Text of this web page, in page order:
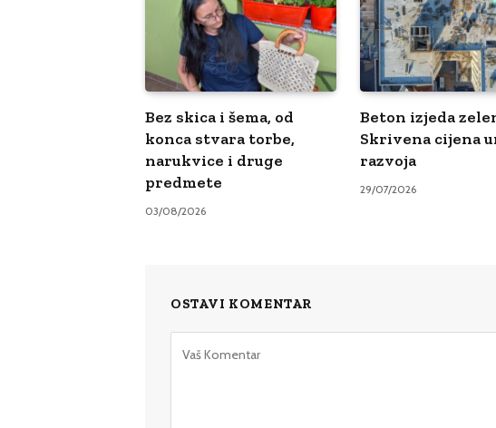
Bez skica i šema, od
konca stvara torbe,
narukvice i druge
predmete
03/08/2026
Beton izjeda
Skrivena cijena
razvoja
29/07/2026
OSTAVI KOMENTAR